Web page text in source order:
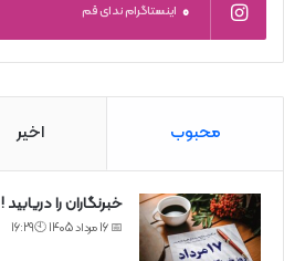
0 اینستاگرام ندای قم
محبوب اخیر
خبرنگاران را دریابید !
📅 16 مرداد 1405 🕙16:29